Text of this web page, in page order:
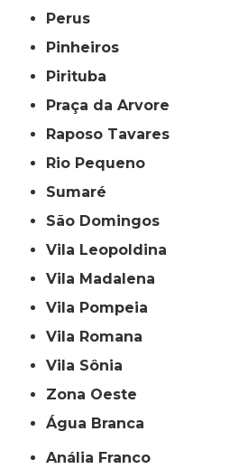
Perus
Pinheiros
Pirituba
Praça da Arvore
Raposo Tavares
Rio Pequeno
Sumaré
São Domingos
Vila Leopoldina
Vila Madalena
Vila Pompeia
Vila Romana
Vila Sônia
Zona Oeste
Água Branca
Anália Franco